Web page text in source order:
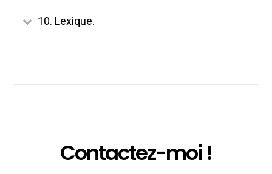
10. Lexique.
Contactez-moi !